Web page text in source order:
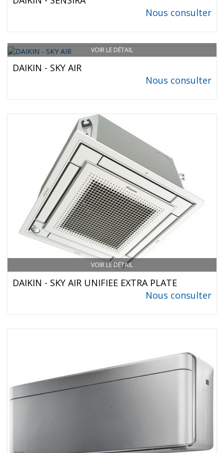
Nous consulter
VOIR LE DÉTAIL
DAIKIN - SKY AIR
Nous consulter
VOIR LE DÉTAIL
DAIKIN - SKY AIR UNIFIEE EXTRA PLATE
Nous consulter